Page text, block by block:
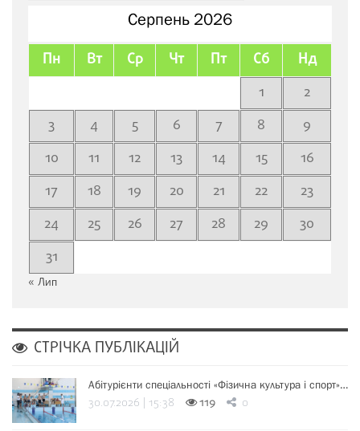
Серпень 2026
Пн Вт Ср Чт Пт Сб Нд
1
2
3
4 5 6 7 8
9
10
11 12 13 14 15
16
17
18 19 20 21 22
23
24
25 26 27 28 29
30
31
« Лип
СТРІЧКА ПУБЛІКАЦІЙ
Абітурієнти спеціальності «Фізична культура і спорт»…
30.07.2026 | 15:38 119 0